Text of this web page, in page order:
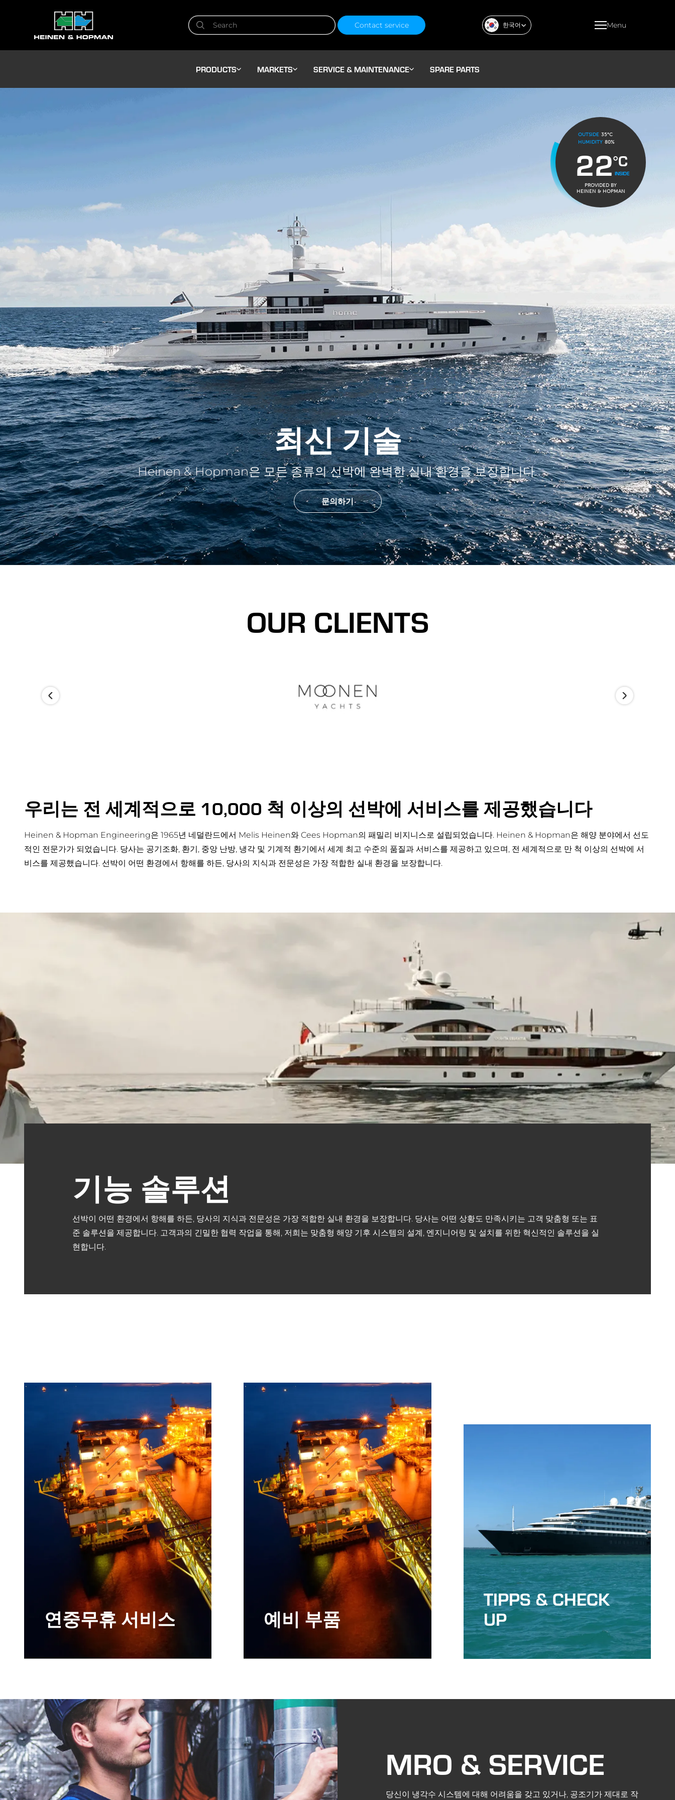
Contact service 한국어 Menu
PRODUCTS MARKETS SERVICE & MAINTENANCE SPARE PARTS
최신 기술
Heinen & Hopman은 모든 종류의 선박에 완벽한 실내 환경을 보장합니다.
문의하기
OUTSIDE 35°C
HUMIDITY 80%
22°C
INSIDE
PROVIDED BY
HEINEN & HOPMAN
OUR CLIENTS
우리는 전 세계적으로 10,000 척 이상의 선박에 서비스를 제공했습니다
Heinen & Hopman Engineering은 1965년 네덜란드에서 Melis Heinen와 Cees Hopman의 패밀리 비지니스로 설립되었습니다. Heinen & Hopman은 해양 분야에서 선도
적인 전문가가 되었습니다. 당사는 공기조화, 환기, 중앙 난방, 냉각 및 기계적 환기에서 세계 최고 수준의 품질과 서비스를 제공하고 있으며, 전 세계적으로 만 척 이상의 선박에 서
비스를 제공했습니다. 선박이 어떤 환경에서 항해를 하든, 당사의 지식과 전문성은 가장 적합한 실내 환경을 보장합니다.
기능 솔루션
선박이 어떤 환경에서 항해를 하든, 당사의 지식과 전문성은 가장 적합한 실내 환경을 보장합니다. 당사는 어떤 상황도 만족시키는 고객 맞춤형 또는 표
준 솔루션을 제공합니다. 고객과의 긴밀한 협력 작업을 통해, 저희는 맞춤형 해양 기후 시스템의 설계, 엔지니어링 및 설치를 위한 혁신적인 솔루션을 실
현합니다.
연중무휴 서비스
서비스 기술자의 연중무휴 전화 지원 서비
스(음성 메시지를 남길 필요 없음)와 24시
다. 서비스 계약은 연중무휴의 직접 응답
과 24시간 내 확인 조치 서비스를 제공합
니다.
예비 부품
TIPPS & CHECK
UP
MRO & SERVICE
당신이 냉각수 시스템에 대해 어려움을 갖고 있거나, 공조기가 제대로 작